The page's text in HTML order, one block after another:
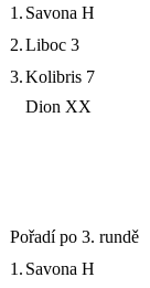
1. Savona H
2.Liboc 3
3.Kolibris 7
Dion XX
Pořadí po 3. rundě
1. Savona H